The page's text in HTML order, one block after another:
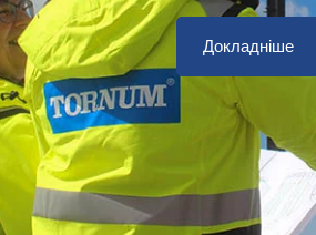
Докладніше